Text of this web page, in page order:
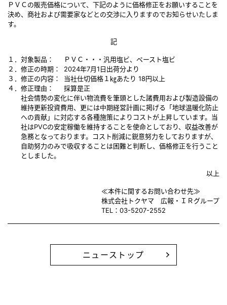
ＰＶＣの販売価格について、下記のように価格修正をお願いすることを
決め、商社および需要家などとの交渉に入りますのでお知らせいたしま
す。
記
１．対象製品：
ＰＶＣ・・・汎用塩ビ、ペースト塩ビ
２．修正の時期：
2024年7月1日出荷分より
３．修正の内容：
当社仕切価格１㎏あたり 18円以上
４．修正理由：
採算是正
社会情勢の変化に伴い物流費を筆頭とした諸費用および製造設備の
維持更新投資費用、更には中期経営計画に掲げる「地球温暖化防止
への貢献」に対応する各種施策によりコストが上昇しています。当
社はPVCの安定稼働を維持することを使命としており、収益改善が
急務となっております。コスト削減に鋭意努力をしておりますが、
自助努力のみで吸収することは困難と判断し、価格修正を行うこと
としました。
以上
≪本件に関するお問い合わせ先≫
株式会社トクヤマ 広報・ＩＲグループ
TEL：03-5207-2552
ニューストップ